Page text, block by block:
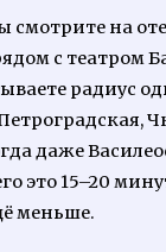
смотрите на
с театром
радиус
даже
это 15–20
меньше.